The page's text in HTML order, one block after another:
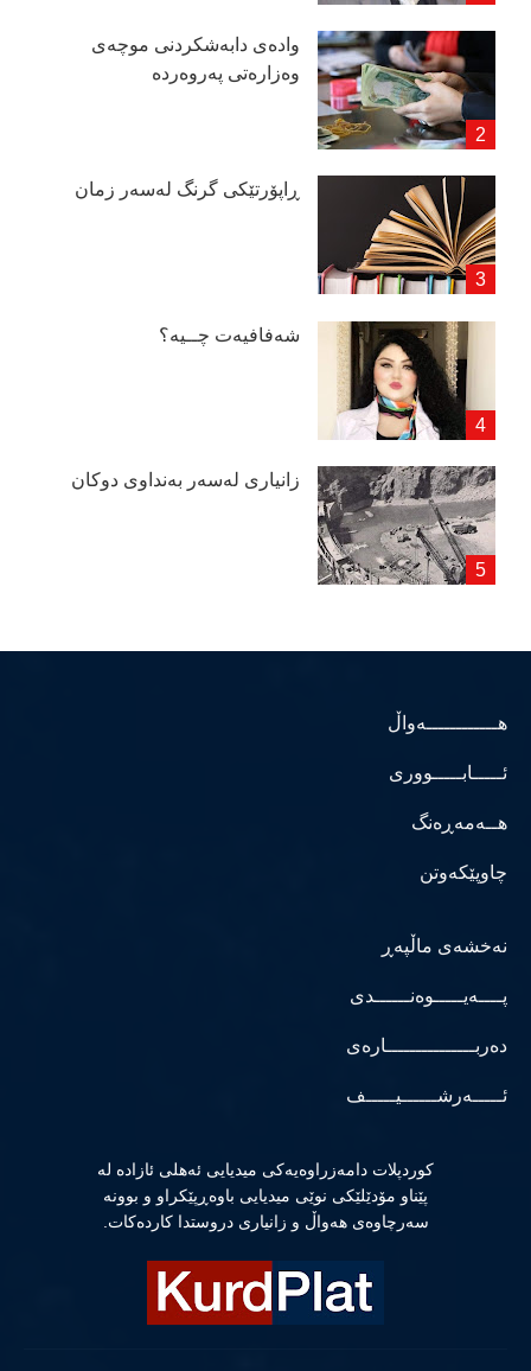
وادەی دابەشكردنی موچەی
وەزارەتی پەروەردە
ڕاپۆرتێكی گرنگ لەسەر زمان
شەفافیەت چــیە؟
زانیاری لەسەر بەنداوی دوكان
هــــــــــــەواڵ
ئـــــابـــــووری
هــەمەڕەنگ
چاوپێکەوتن
نەخشەی ماڵپەڕ
پــــەیـــــوەنــــــدی
دەربـــــــــــــــارەی
ئـــــەرشــــــیـــــف
كوردپلات دامەزراوەیەكی میدیایی ئەهلی ئازادە لە
پێناو مۆدێلێكی نوێی میدیایی باوەڕپێكراو و بوونە
سەرچاوەی هەواڵ و زانیاری دروستدا كاردەكات.